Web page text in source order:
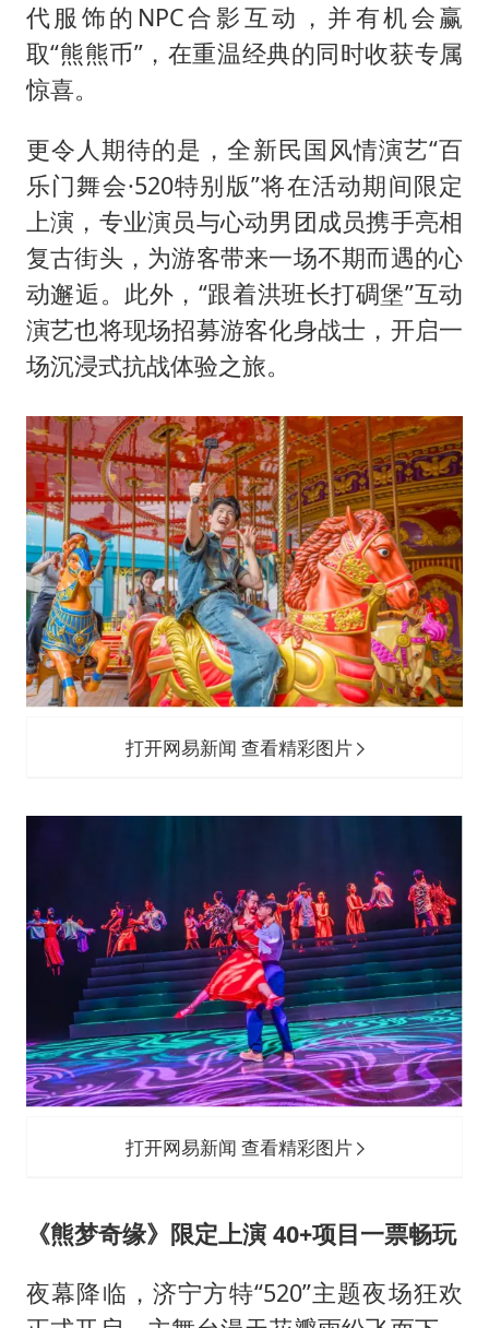
代服饰的NPC合影互动，并有机会赢
取“熊熊币”，在重温经典的同时收获专属
惊喜。
更令人期待的是，全新民国风情演艺“百
乐门舞会·520特别版”将在活动期间限定
上演，专业演员与心动男团成员携手亮相
复古街头，为游客带来一场不期而遇的心
动邂逅。此外，“跟着洪班长打碉堡”互动
演艺也将现场招募游客化身战士，开启一
场沉浸式抗战体验之旅。
打开网易新闻 查看精彩图片
打开网易新闻 查看精彩图片
《熊梦奇缘》限定上演 40+项目一票畅玩
夜幕降临，济宁方特“520”主题夜场狂欢